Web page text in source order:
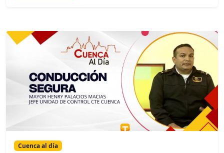
Cuenca al día